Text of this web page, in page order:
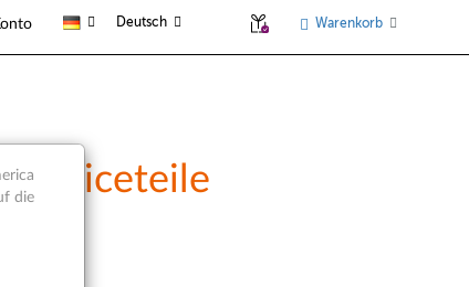
Deutsch Warenkorb
die